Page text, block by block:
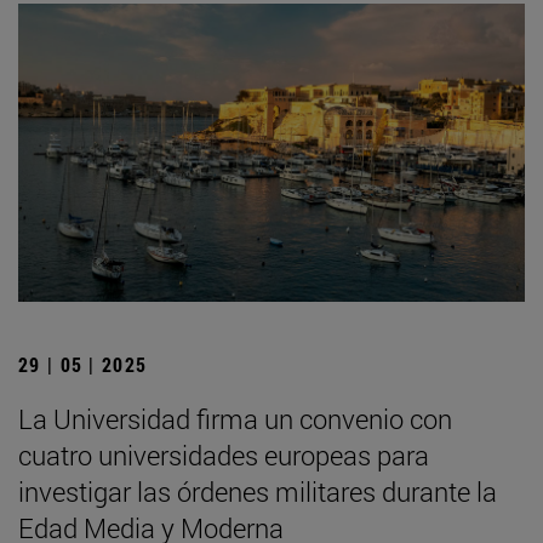
29 | 05 | 2025
La Universidad firma un convenio con
cuatro universidades europeas para
investigar las órdenes militares durante la
Edad Media y Moderna